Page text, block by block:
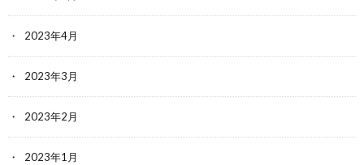
2023年4月
2023年3月
2023年2月
2023年1月